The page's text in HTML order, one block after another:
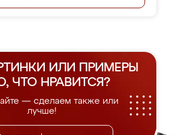
ИЛИ ПРИМЕРЫ
ЧТО НРАВИТСЯ?
— сделаем также или
лучше!